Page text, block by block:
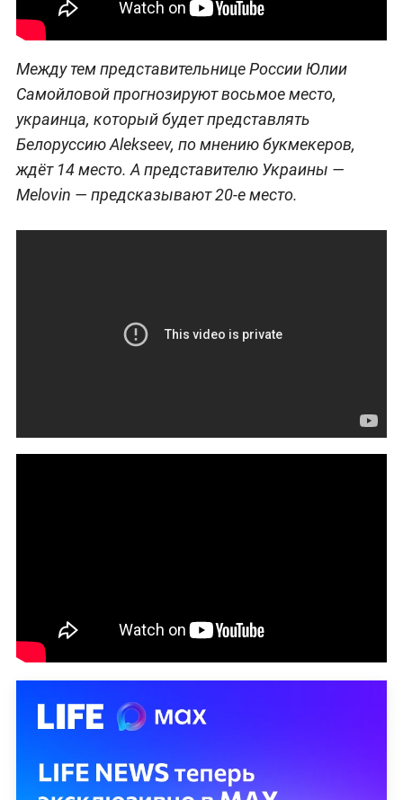
Между тем представительнице России Юлии
Самойловой прогнозируют восьмое место,
украинца, который будет представлять
Белоруссию Alekseev, по мнению букмекеров,
ждёт 14 место. А представителю Украины —
Melovin — предсказывают 20-е место.